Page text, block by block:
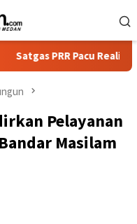
Pacu Realisasi
Pelayanan
Masilam